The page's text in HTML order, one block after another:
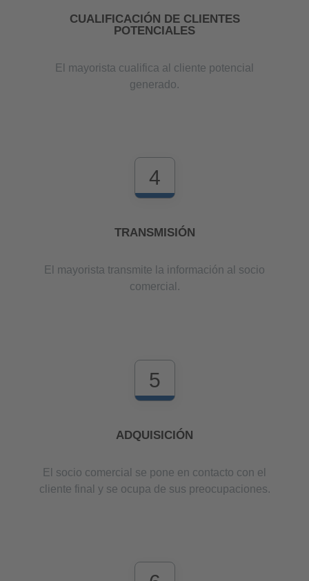
CUALIFICACIÓN DE CLIENTES
POTENCIALES
El mayorista cualifica al cliente potencial
generado.
4
TRANSMISIÓN
El mayorista transmite la información al socio
comercial.
5
ADQUISICIÓN
El socio comercial se pone en contacto con el
cliente final y se ocupa de sus preocupaciones.